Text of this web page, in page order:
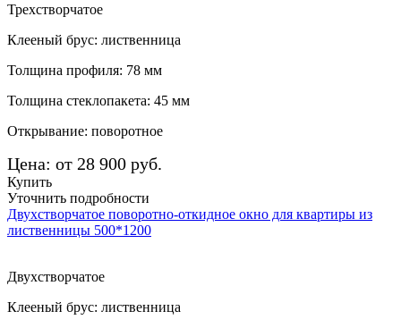
Трехстворчатое
Клееный брус: лиственница
Толщина профиля: 78 мм
Толщина стеклопакета: 45 мм
Открывание: поворотное
Цена: от 28 900 руб.
Купить
Уточнить подробности
Двухстворчатое поворотно-откидное окно для квартиры из
лиственницы 500*1200
Двухстворчатое
Клееный брус: лиственница